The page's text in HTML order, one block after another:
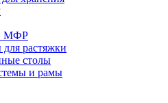
МФР
растяжки
столы
и рамы